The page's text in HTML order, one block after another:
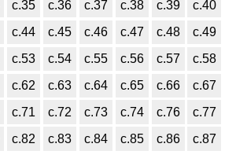
с.35 с.36 с.37 с.38 с.39
с.40
с.44 с.45 с.46 с.47 с.48
с.49
с.53 с.54 с.55 с.56 с.57
с.58
с.62 с.63 с.64 с.65 с.66
с.67
с.71 с.72 с.73 с.74 с.76
с.77
с.82 с.83 с.84 с.85 с.86
с.87